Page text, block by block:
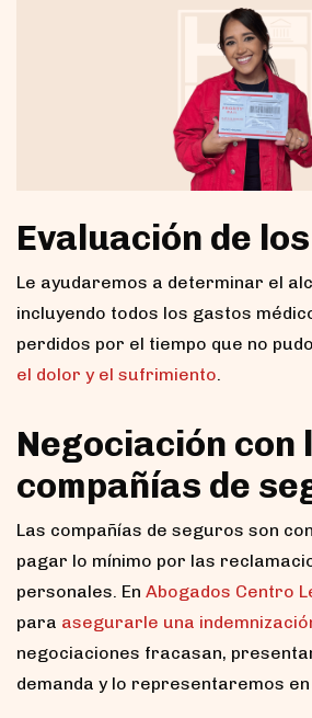
Evaluación de
Le ayudaremos a determinar el
incluyendo todos los gastos
perdidos por el tiempo que no
el dolor y el sufrimiento
Negociación con
compañías de
Las compañías de seguros son
pagar lo mínimo por las
personales. En Abogados Centro
para asegurarle una
negociaciones fracasan,
demanda y lo representaremos en